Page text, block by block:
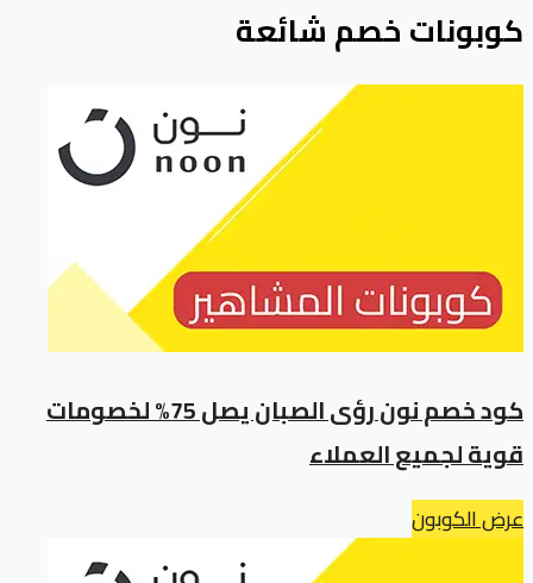
كوبونات خصم شائعة
كود خصم نون رؤى الصبان يصل 75% لخصومات
قوية لجميع العملاء
عرض الكوبون